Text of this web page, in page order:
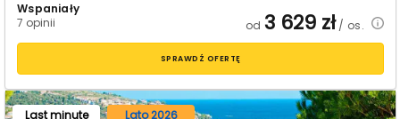
Wspaniały
7 opinii
od 3 629 zł/ os.
SPRAWDŹ OFERTĘ
Last minute Lato 2026